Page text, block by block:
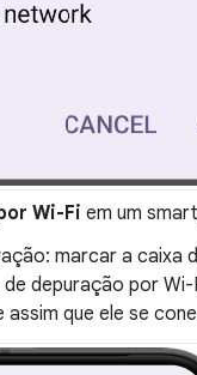
Wi-Fi em um
marcar a caixa
depuração por
que ele se